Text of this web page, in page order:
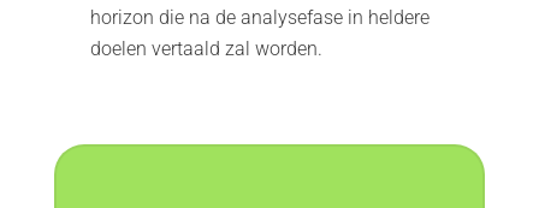
horizon die na de analysefase in heldere
doelen vertaald zal worden.